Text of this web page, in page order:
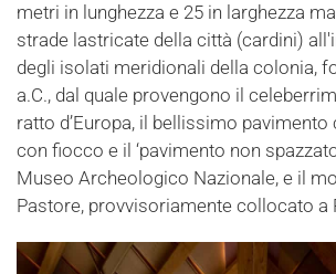
metri in lunghezza e 25 in larghezza
strade lastricate della città (cardini)
degli isolati meridionali della colonia,
a.C., dal quale provengono il
ratto d’Europa, il bellissimo
con fiocco e il ‘pavimento non
Museo Archeologico Nazionale, e il
Pastore, provvisoriamente collocato a